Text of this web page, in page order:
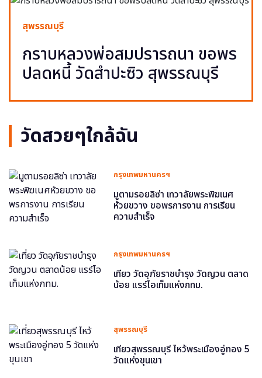
สุพรรณบุรี
กราบหลวงพ่อสมปรารถนา ขอพร
ปลดหนี้ วัดสำปะซิว สุพรรณบุรี
วัดสวยๆใกล้ฉัน
กรุงเทพมหานครฯ
มูตามรอยลิซ่า เทวาลัยพระพิฆเนศ
ห้วยขวาง ขอพรการงาน การเรียน
ความสำเร็จ
กรุงเทพมหานครฯ
เที่ยว วัดอุภัยราชบำรุง วัดญวน ตลาด
น้อย แรร์ไอเท็มแห่งกทม.
สุพรรณบุรี
เที่ยวสุพรรณบุรี ไหว้พระเมืองอู่ทอง 5
วัดแห่งขุนเขา